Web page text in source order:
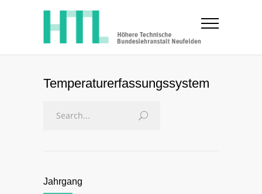
Temperaturerfassungssystem
Jahrgang